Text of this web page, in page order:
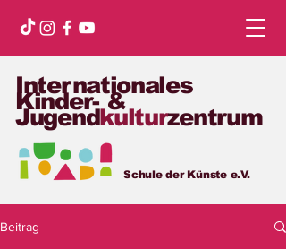
Internationales
Kinder- &
Jugendkulturzentrum
Schule der Künste e.V.
Beitrag